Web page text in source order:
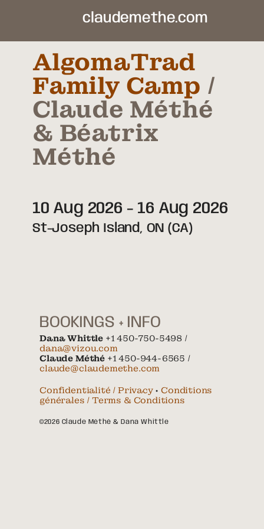
claudemethe.com
AlgomaTrad
Family Camp
Claude Méthé
& Béatrix
Méthé
10 Aug 2026 - 16 Aug 2026
St-Joseph Island, ON (CA)
BOOKINGS + INFO
Dana Whittle +1 450-750-5498 /
dana@vizou.com
Claude Méthé +1 450-944-6565 /
claude@claudemethe.com
Confidentialité / Privacy•Conditions
générales / Terms & Conditions
©2026 Claude Méthé & Dana Whittle